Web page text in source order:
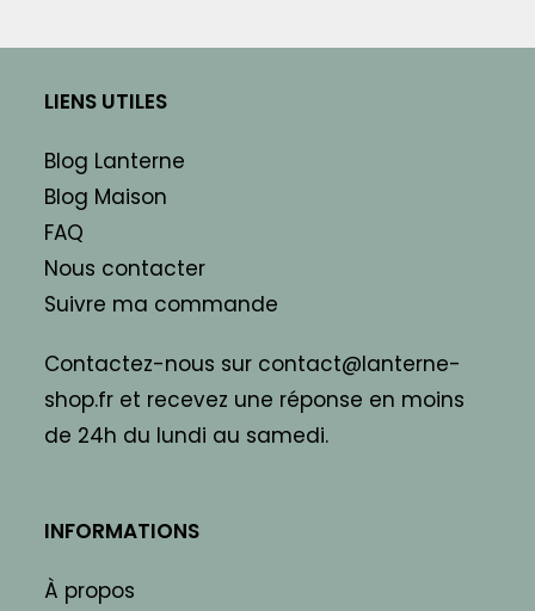
LIENS UTILES
Blog Lanterne
Blog Maison
FAQ
Nous contacter
Suivre ma commande
Contactez-nous sur contact@lanterne-
shop.fr et recevez une réponse en moins
de 24h du lundi au samedi.
INFORMATIONS
À propos